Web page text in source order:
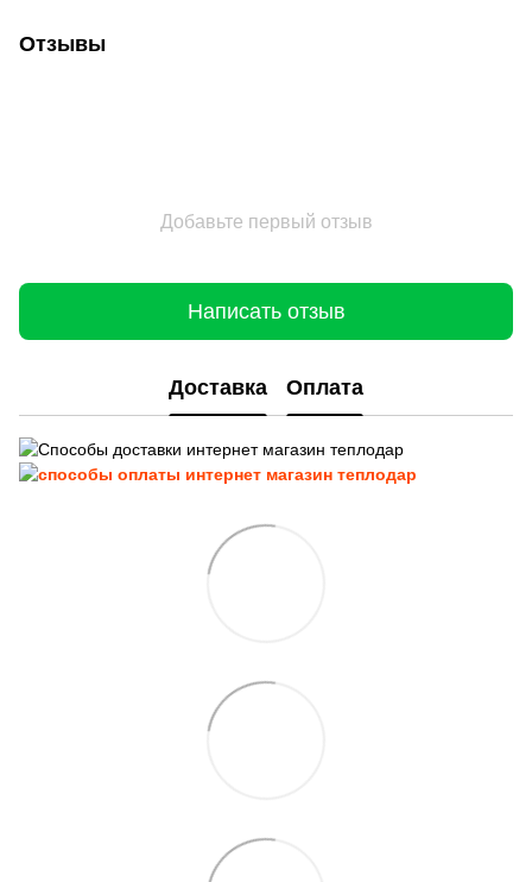
Отзывы
Добавьте первый отзыв
Написать отзыв
Доставка Оплата